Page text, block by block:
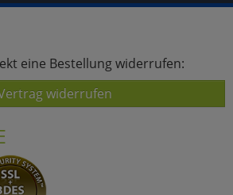
eine Bestellung widerrufen:
widerrufen